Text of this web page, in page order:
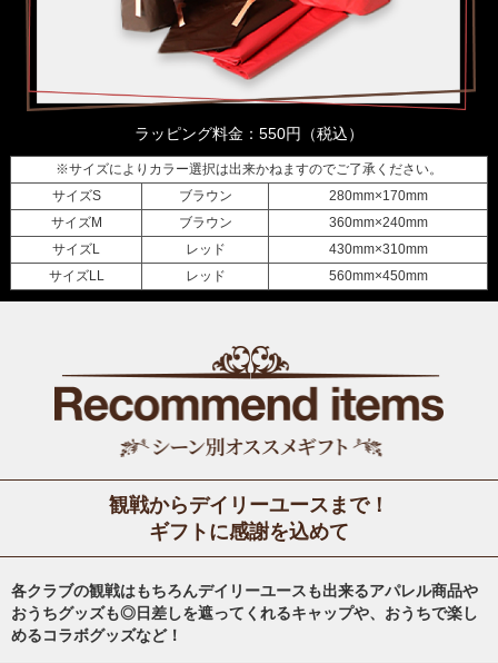
ラッピング料金：550円（税込）
※サイズによりカラー選択は出来かねますのでご了承ください。
サイズS
ブラウン
280mm×170mm
サイズM
ブラウン
360mm×240mm
サイズL
レッド
430mm×310mm
サイズLL
レッド 560mm×450mm
観戦からデイリーユースまで！
ギフトに感謝を込めて
各クラブの観戦はもちろんデイリーユースも出来るアパレル商品や
おうちグッズも◎日差しを遮ってくれるキャップや、おうちで楽し
めるコラボグッズなど！